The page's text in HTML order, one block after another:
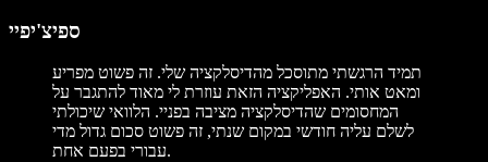
ספיצ'יפיי
תמיד הרגשתי מתוסכל מהדיסלקציה שלי. זה פשוט מפריע
ומאט אותי. האפליקציה הזאת עוזרת לי מאוד להתגבר על
המחסומים שהדיסלקציה מציבה בפניי. הלוואי שיכולתי
לשלם עליה חודשי במקום שנתי, זה פשוט סכום גדול מדי
עבורי בפעם אחת.